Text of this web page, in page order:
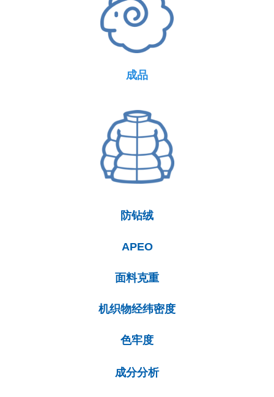
成品
防钻绒
APEO
面料克重
机织物经纬密度
色牢度
成分分析